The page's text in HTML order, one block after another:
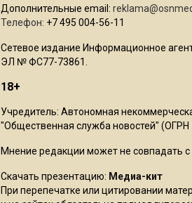
Дополнительные email:
Телефон: +7 495 004-56-11
Сетевое издание Информационное
ЭЛ № ФС77-73861.
18+
Учредитель: Автономная
"Общественная служба новостей" (ОГРН
Мнение редакции может не совпадать с
Скачать презентацию: Медиа-кит
При перепечатке или цитировании